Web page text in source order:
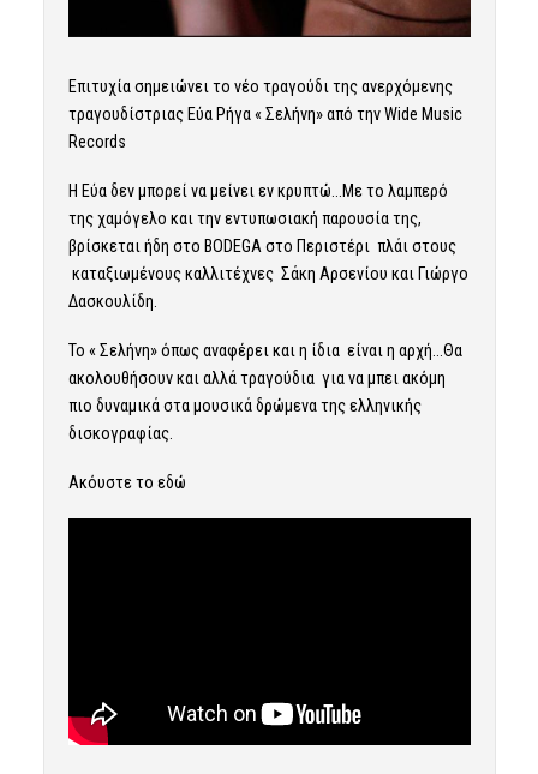
Επιτυχία σημειώνει το νέο τραγούδι της ανερχόμενης
τραγουδίστριας Εύα Ρήγα « Σελήνη» από την Wide Music
Records
Η Εύα δεν μπορεί να μείνει εν κρυπτώ…Με το λαμπερό
της χαμόγελο και την εντυπωσιακή παρουσία της,
βρίσκεται ήδη στο BODEGA στο Περιστέρι πλάι στους
καταξιωμένους καλλιτέχνες Σάκη Αρσενίου και Γιώργο
Δασκουλίδη.
Το « Σελήνη» όπως αναφέρει και η ίδια είναι η αρχή…Θα
ακολουθήσουν και αλλά τραγούδια για να μπει ακόμη
πιο δυναμικά στα μουσικά δρώμενα της ελληνικής
δισκογραφίας.
Ακόυστε το εδώ